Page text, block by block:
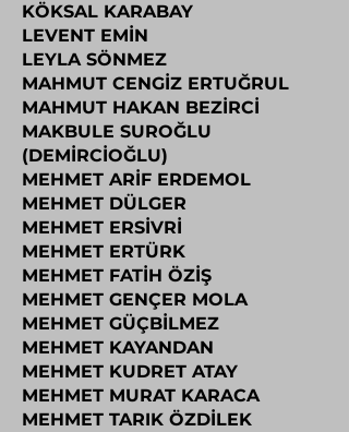
KÖKSAL KARABAY
LEVENT EMİN
LEYLA SÖNMEZ
MAHMUT CENGİZ ERTUĞRUL
MAHMUT HAKAN BEZİRCİ
MAKBULE SUROĞLU
(DEMİRCİOĞLU)
MEHMET ARİF ERDEMOL
MEHMET DÜLGER
MEHMET ERSİVRİ
MEHMET ERTÜRK
MEHMET FATİH ÖZİŞ
MEHMET GENÇER MOLA
MEHMET GÜÇBİLMEZ
MEHMET KAYANDAN
MEHMET KUDRET ATAY
MEHMET MURAT KARACA
MEHMET TARIK ÖZDİLEK